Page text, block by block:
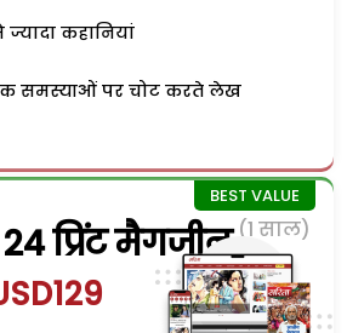
ज्यादा कहानियां
समस्याओं पर चोट करते लेख
प्रिंट मैगजीन (1 साल)